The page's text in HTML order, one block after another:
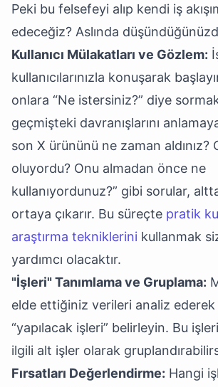
Peki bu felsefeyi alıp kendi iş
edeceğiz? Aslında
Kullanıcı Mülakatları ve Gözlem:
kullanıcılarınızla konuşarak
onlara “Ne istersiniz?” diye
geçmişteki davranışlarını
son X ürününü ne zaman aldınız?
oluyordu? Onu almadan önce ne
kullanıyordunuz?” gibi sorular,
ortaya çıkarır. Bu süreçte pratik
araştırma tekniklerini kullanmak
yardımcı olacaktır.
"İşleri" Tanımlama ve Gruplama:
elde ettiğiniz verileri analiz ederek
“yapılacak işleri” belirleyin. Bu
ilgili alt işler olarak
Fırsatları Değerlendirme: Hangi